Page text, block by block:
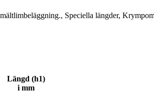
Speciella längder,
Längd (h1)
i mm